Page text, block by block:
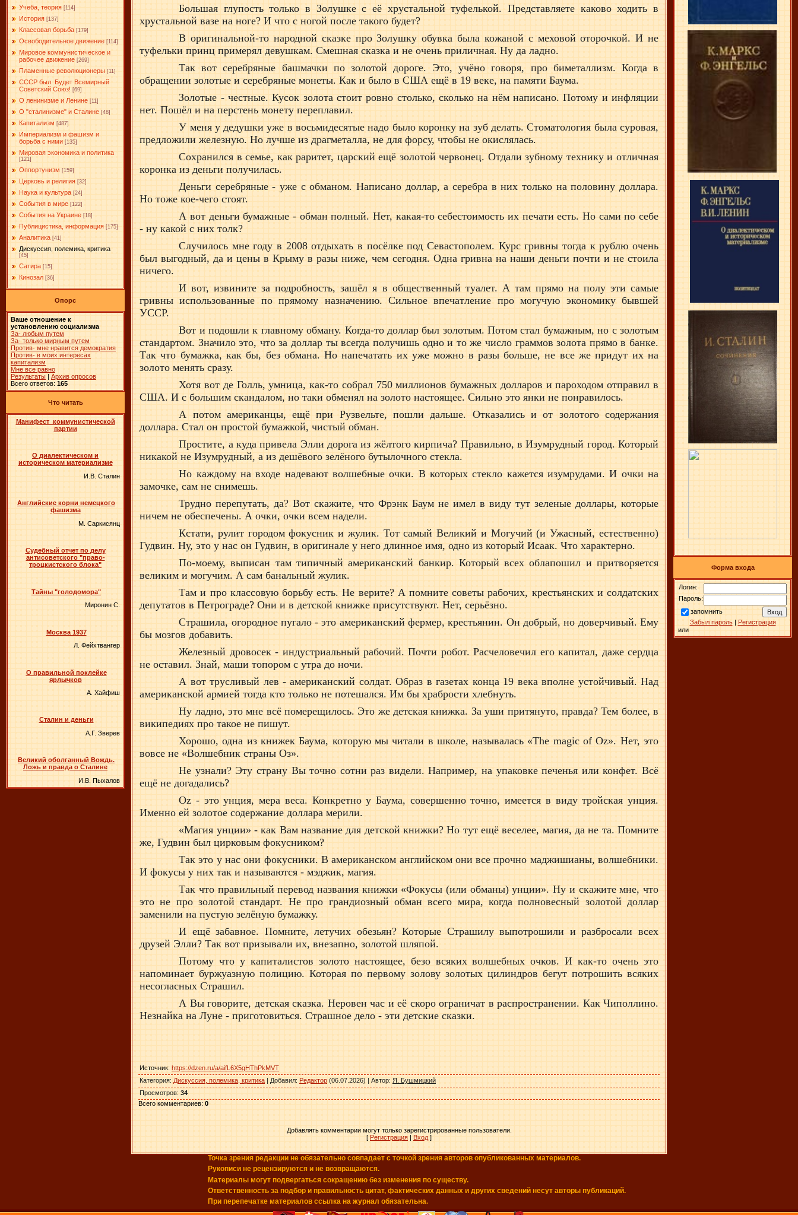
Учеба, теория [114]
История [137]
Классовая борьба [179]
Освободительное движение [114]
Мировое коммунистическое и
рабочее движение [269]
Пламенные революционеры [11]
СССР был. Будет Всемирный
Советский Союз! [69]
О ленинизме и Ленине [11]
О "сталинизме" и Сталине [48]
Капитализм [487]
Империализм и фашизм и
борьба с ними [135]
Мировая экономика и политика
[121]
Оппортунизм [159]
Церковь и религия [32]
Наука и культура [24]
События в мире [122]
События на Украине [18]
Публицистика, информация [175]
Аналитика [41]
Дискуссия, полемика, критика
[45]
Сатира [15]
Кинозал [36]
Опорс
Ваше отношение к
установлению социализма
За- любым путем
За- только мирным путем
Против- мне нравится демократия
Против- в моих интересах
капитализм
Мне все равно
Результаты | Архив опросов
Всего ответов: 165
Что читать
Манифест коммунистической
партии
О диалектическом и
историческом материализме
И.В. Сталин
Английские корни немецкого
фашизма
М. Саркисянц
Судебный отчет по делу
антисоветского "право-
троцкистского блока"
Тайны "голодомора"
Миронин С.
Москва 1937
Л. Фейхтвангер
О правильной поклейке
ярлычков
А. Хайфиш
Сталин и деньги
А.Г. Зверев
Великий оболганный Вождь.
Ложь и правда о Сталине
И.В. Пыхалов
Большая глупость только в Золушке с её хрустальной туфелькой. Представляете каково ходить в
хрустальной вазе на ноге? И что с ногой после такого будет?
В оригинальной-то народной сказке про Золушку обувка была кожаной с меховой оторочкой. И не
туфельки принц примерял девушкам. Смешная сказка и не очень приличная. Ну да ладно.
Так вот серебряные башмачки по золотой дороге. Это, учёно говоря, про биметаллизм. Когда в
обращении золотые и серебряные монеты. Как и было в США ещё в 19 веке, на памяти Баума.
Золотые - честные. Кусок золота стоит ровно столько, сколько на нём написано. Потому и инфляции
нет. Пошёл и на перстень монету переплавил.
У меня у дедушки уже в восьмидесятые надо было коронку на зуб делать. Стоматология была суровая,
предложили железную. Но лучше из драгметалла, не для форсу, чтобы не окислялась.
Сохранился в семье, как раритет, царский ещё золотой червонец. Отдали зубному технику и отличная
коронка из деньги получилась.
Деньги серебряные - уже с обманом. Написано доллар, а серебра в них только на половину доллара.
Но тоже кое-чего стоят.
А вот деньги бумажные - обман полный. Нет, какая-то себестоимость их печати есть. Но сами по себе
- ну какой с них толк?
Случилось мне году в 2008 отдыхать в посёлке под Севастополем. Курс гривны тогда к рублю очень
был выгодный, да и цены в Крыму в разы ниже, чем сегодня. Одна гривна на наши деньги почти и не стоила
ничего.
И вот, извините за подробность, зашёл я в общественный туалет. А там прямо на полу эти самые
гривны использованные по прямому назначению. Сильное впечатление про могучую экономику бывшей
УССР.
Вот и подошли к главному обману. Когда-то доллар был золотым. Потом стал бумажным, но с золотым
стандартом. Значило это, что за доллар ты всегда получишь одно и то же число граммов золота прямо в банке.
Так что бумажка, как бы, без обмана. Но напечатать их уже можно в разы больше, не все же придут их на
золото менять сразу.
Хотя вот де Голль, умница, как-то собрал 750 миллионов бумажных долларов и пароходом отправил в
США. И с большим скандалом, но таки обменял на золото настоящее. Сильно это янки не понравилось.
А потом американцы, ещё при Рузвельте, пошли дальше. Отказались и от золотого содержания
доллара. Стал он простой бумажкой, чистый обман.
Простите, а куда привела Элли дорога из жёлтого кирпича? Правильно, в Изумрудный город. Который
никакой не Изумрудный, а из дешёвого зелёного бутылочного стекла.
Но каждому на входе надевают волшебные очки. В которых стекло кажется изумрудами. И очки на
замочке, сам не снимешь.
Трудно перепутать, да? Вот скажите, что Фрэнк Баум не имел в виду тут зеленые доллары, которые
ничем не обеспечены. А очки, очки всем надели.
Кстати, рулит городом фокусник и жулик. Тот самый Великий и Могучий (и Ужасный, естественно)
Гудвин. Ну, это у нас он Гудвин, в оригинале у него длинное имя, одно из который Исаак. Что характерно.
По-моему, выписан там типичный американский банкир. Который всех облапошил и притворяется
великим и могучим. А сам банальный жулик.
Там и про классовую борьбу есть. Не верите? А помните советы рабочих, крестьянских и солдатских
депутатов в Петрограде? Они и в детской книжке присутствуют. Нет, серьёзно.
Страшила, огородное пугало - это американский фермер, крестьянин. Он добрый, но доверчивый. Ему
бы мозгов добавить.
Железный дровосек - индустриальный рабочий. Почти робот. Расчеловечил его капитал, даже сердца
не оставил. Знай, маши топором с утра до ночи.
А вот трусливый лев - американский солдат. Образ в газетах конца 19 века вполне устойчивый. Над
американской армией тогда кто только не потешался. Им бы храбрости хлебнуть.
Ну ладно, это мне всё померещилось. Это же детская книжка. За уши притянуто, правда? Тем более, в
википедиях про такое не пишут.
Хорошо, одна из книжек Баума, которую мы читали в школе, называлась «The magic of Oz». Нет, это
вовсе не «Волшебник страны Оз».
Не узнали? Эту страну Вы точно сотни раз видели. Например, на упаковке печенья или конфет. Всё
ещё не догадались?
Oz - это унция, мера веса. Конкретно у Баума, совершенно точно, имеется в виду тройская унция.
Именно ей золотое содержание доллара мерили.
«Магия унции» - как Вам название для детской книжки? Но тут ещё веселее, магия, да не та. Помните
же, Гудвин был цирковым фокусником?
Так это у нас они фокусники. В американском английском они все прочно маджишианы, волшебники.
И фокусы у них так и называются - мэджик, магия.
Так что правильный перевод названия книжки «Фокусы (или обманы) унции». Ну и скажите мне, что
это не про золотой стандарт. Не про грандиозный обман всего мира, когда полновесный золотой доллар
заменили на пустую зелёную бумажку.
И ещё забавное. Помните, летучих обезьян? Которые Страшилу выпотрошили и разбросали всех
друзей Элли? Так вот призывали их, внезапно, золотой шляпой.
Потому что у капиталистов золото настоящее, безо всяких волшебных очков. И как-то очень это
напоминает буржуазную полицию. Которая по первому золову золотых цилиндров бегут потрошить всяких
несогласных Страшил.
А Вы говорите, детская сказка. Неровен час и её скоро ограничат в распространении. Как Чиполлино.
Незнайка на Луне - приготовиться. Страшное дело - эти детские сказки.
Источник: https://dzen.ru/a/aifL6X5gHThPkMVT
Категория: Дискуссия, полемика, критика | Добавил: Редактор (06.07.2026) | Автор: Я. Бушмицкий
Просмотров: 34
Всего комментариев: 0
Добавлять комментарии могут только зарегистрированные пользователи.
[ Регистрация | Вход ]
Форма входа
Логин:
Пароль:
запомнить
Забыл пароль| Регистрация
или
Точка зрения редакции не обязательно совпадает с точкой зрения авторов опубликованных материалов.
Рукописи не рецензируются и не возвращаются.
Материалы могут подвергаться сокращению без изменения по существу.
Ответственность за подбор и правильность цитат, фактических данных и других сведений несут авторы публикаций.
При перепечатке материалов ссылка на журнал обязательна.